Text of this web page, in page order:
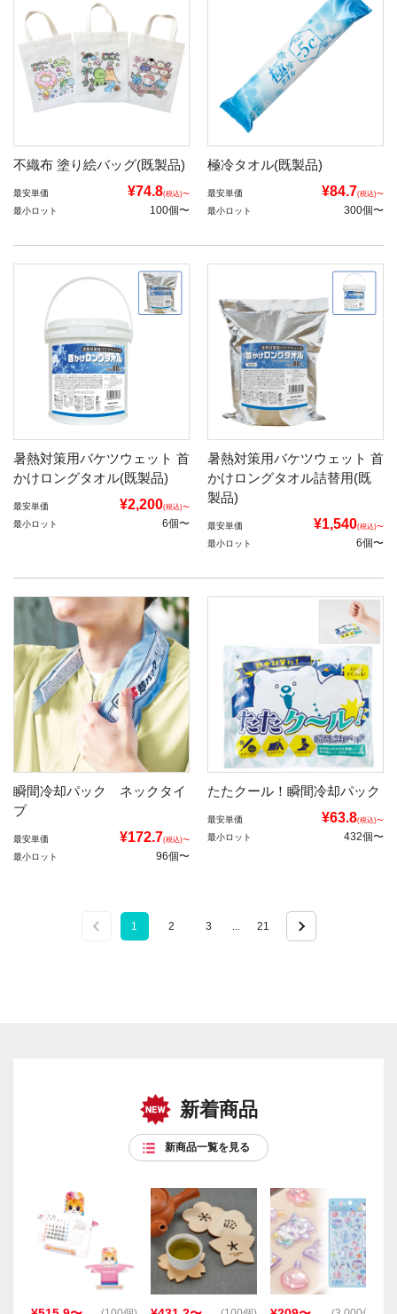
不織布 塗り絵バッグ(既製品)
最安単価 ¥74.8(税込)〜
最小ロット 100個〜
極冷タオル(既製品)
最安単価 ¥84.7(税込)〜
最小ロット 300個〜
暑熱対策用バケツウェット 首
かけロングタオル(既製品)
最安単価 ¥2,200(税込)〜
最小ロット 6個〜
暑熱対策用バケツウェット 首
かけロングタオル詰替用(既
製品)
最安単価 ¥1,540(税込)〜
最小ロット 6個〜
瞬間冷却パック ネックタイ
プ
最安単価 ¥172.7(税込)〜
最小ロット 96個〜
たたクール！瞬間冷却パック
最安単価 ¥63.8(税込)〜
最小ロット 432個〜
1 2 3 21
新着商品
新商品一覧を見る